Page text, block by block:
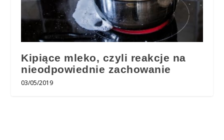
Kipiące mleko, czyli reakcje na
nieodpowiednie zachowanie
03/05/2019